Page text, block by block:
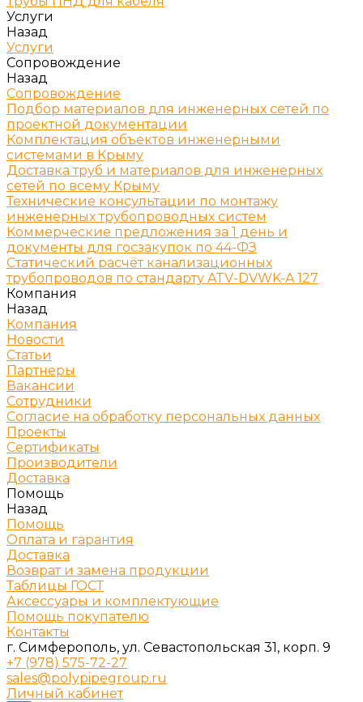
Услуги
Назад
Услуги
Сопровождение
Назад
Сопровождение
Подбор материалов для инженерных сетей по
проектной документации
Комплектация объектов инженерными
системами в Крыму
Доставка труб и материалов для инженерных
сетей по всему Крыму
Технические консультации по монтажу
инженерных трубопроводных систем
Коммерческие предложения за 1 день и
документы для госзакупок по 44-ФЗ
Статический расчёт канализационных
трубопроводов по стандарту ATV-DVWK-A 127
Компания
Назад
Компания
Новости
Статьи
Партнеры
Вакансии
Сотрудники
Согласие на обработку персональных данных
Проекты
Сертификаты
Производители
Доставка
Помощь
Назад
Помощь
Оплата и гарантия
Доставка
Возврат и замена продукции
Таблицы ГОСТ
Аксессуары и комплектующие
Помощь покупателю
Контакты
г. Симферополь, ул. Севастопольская 31, корп. 9
+7 (978) 575-72-27
sales@polypipegroup.ru
Личный кабинет